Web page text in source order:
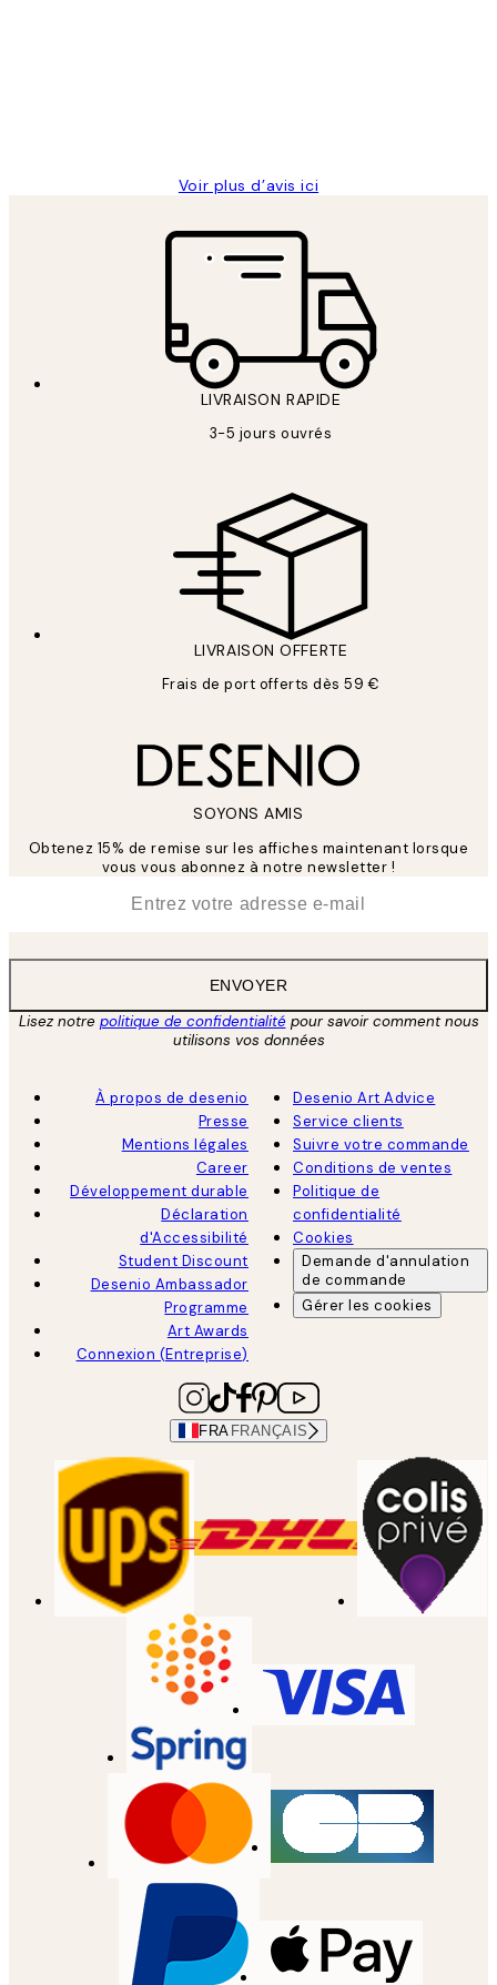
Voir plus d’avis ici
LIVRAISON RAPIDE
3-5 jours ouvrés
LIVRAISON OFFERTE
Frais de port offerts dès 59 €
SOYONS AMIS
Obtenez 15% de remise sur les affiches maintenant lorsque
vous vous abonnez à notre newsletter !
ENVOYER
Lisez notre politique de confidentialitépour savoir comment nous
utilisons vos données
À propos de desenio
Presse
Mentions légales
Career
Développement durable
Déclaration
d'Accessibilité
Student Discount
Desenio Ambassador
Programme
Art Awards
Connexion (Entreprise)
Desenio Art Advice
Service clients
Suivre votre commande
Conditions de ventes
Politique de
confidentialité
Cookies
Demande d'annulation
de commande
Gérer les cookies
FRA FRANÇAIS